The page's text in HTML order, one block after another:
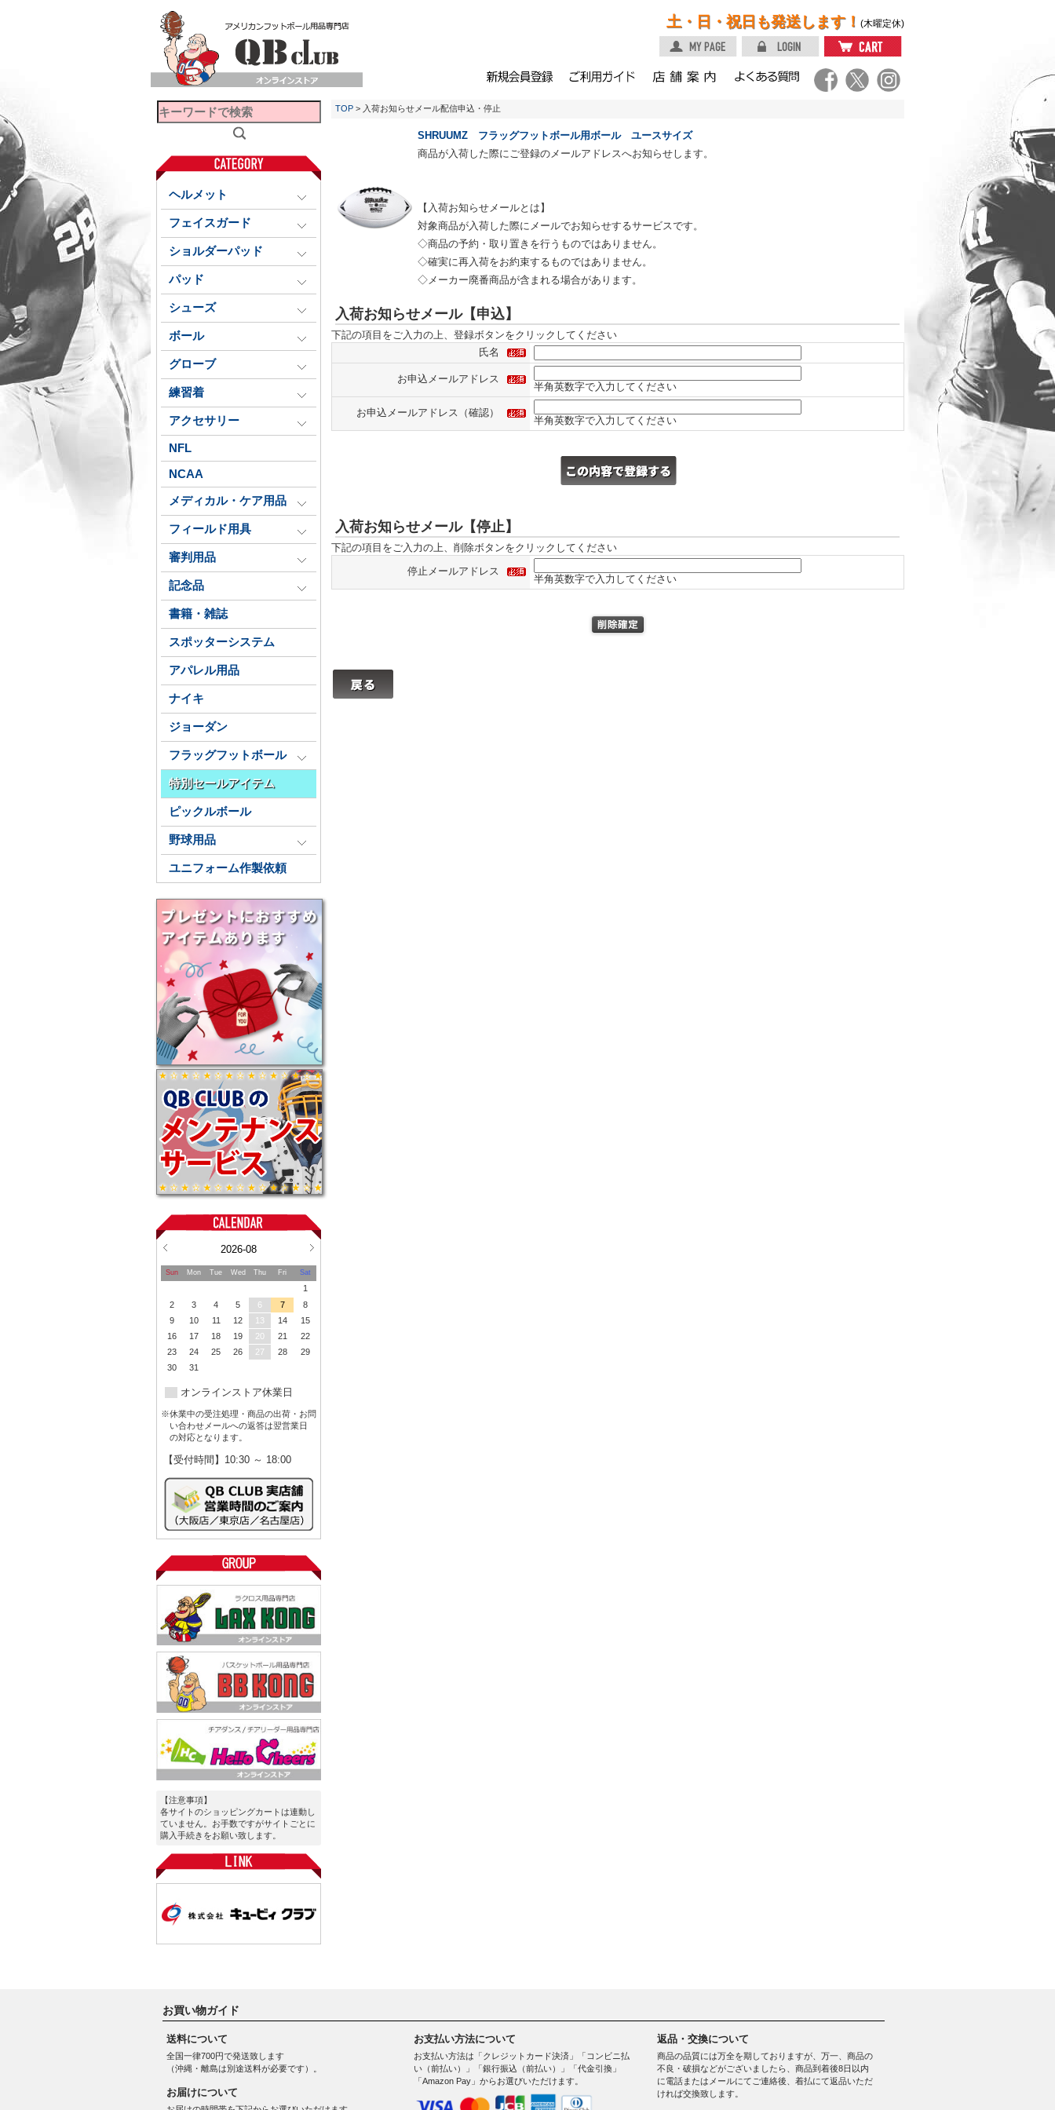
土・日・祝日も発送します！ (木曜定休)
ヘルメット
フェイスガード
ショルダーパッド
パッド
シューズ
ボール
グローブ
練習着
アクセサリー
NFL
NCAA
メディカル・ケア用品
フィールド用具
審判用品
記念品
書籍・雑誌
スポッターシステム
アパレル用品
ナイキ
ジョーダン
フラッグフットボール
特別セールアイテム
ピックルボール
野球用品
ユニフォーム作製依頼
2026-08
Sun Mon Tue Wed Thu Fri Sat
1
2
3 4 5 6 7
8
9
10 11 12 13 14
15
16
17 18 19 20 21
22
23
24 25 26 27 28
29
30
31
オンラインストア休業日
※休業中の受注処理・商品の出荷・お問
い合わせメールへの返答は翌営業日
の対応となります。
【受付時間】10:30 ～ 18:00
【注意事項】
各サイトのショッピングカートは連動し
ていません。お手数ですがサイトごとに
購入手続きをお願い致します。
TOP > 入荷お知らせメール配信申込・停止
SHRUUMZ フラッグフットボール用ボール ユースサイズ
商品が入荷した際にご登録のメールアドレスへお知らせします。
【入荷お知らせメールとは】
対象商品が入荷した際にメールでお知らせするサービスです。
◇商品の予約・取り置きを行うものではありません。
◇確実に再入荷をお約束するものではありません。
◇メーカー廃番商品が含まれる場合があります。
入荷お知らせメール【申込】
下記の項目をご入力の上、登録ボタンをクリックしてください
氏名
お申込メールアドレス
半角英数字で入力してください
お申込メールアドレス（確認）
半角英数字で入力してください
入荷お知らせメール【停止】
下記の項目をご入力の上、削除ボタンをクリックしてください
停止メールアドレス
半角英数字で入力してください
お買い物ガイド
送料について
全国一律700円で発送致します
（沖縄・離島は別途送料が必要です）。
お届けについて
お支払い方法について
お支払い方法は「クレジットカード決済」「コンビニ払
い（前払い）」「銀行振込（前払い）」「代金引換」
「Amazon Pay」からお選びいただけます。
返品・交換について
商品の品質には万全を期しておりますが、万一、商品の
不良・破損などがございましたら、商品到着後8日以内
に電話またはメールにてご連絡後、着払にて返品いただ
ければ交換致します。